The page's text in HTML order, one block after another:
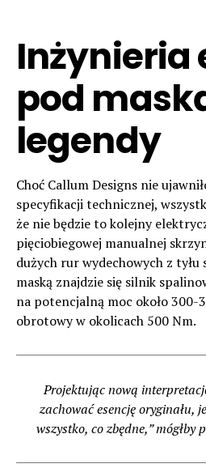
Inżynieria
pod
legendy
Choć Callum Designs nie
specyfikacji technicznej,
że nie będzie to kolejny
pięciobiegowej manualnej
dużych rur wydechowych z tyłu
maską znajdzie się silnik
na potencjalną moc około 300-
obrotowy w okolicach 500 Nm.
Projektując nową
zachować esencję oryginału,
wszystko, co zbędne,”